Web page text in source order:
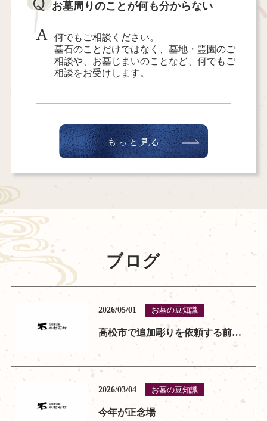
お墓周りのことが何も分からない
A
何でもご相談ください。
墓石のことだけではなく、墓地・霊園のご
相談や、お墓じまいのことなど、何でもご
相談をお受けします。
もっと見る
ブログ
2026/05/01 お墓の豆知識
高松市で追加彫りを依頼する前に。なぜ木村石材店は『現場下見』にこだわるのか？【安さの裏にあるリスク】
2026/03/04 お墓の豆知識
今年が正念場